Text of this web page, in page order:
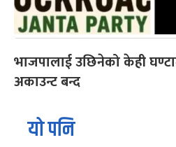
भाजपालाई उछिनेको केही
अकाउन्ट बन्द
यो पनि